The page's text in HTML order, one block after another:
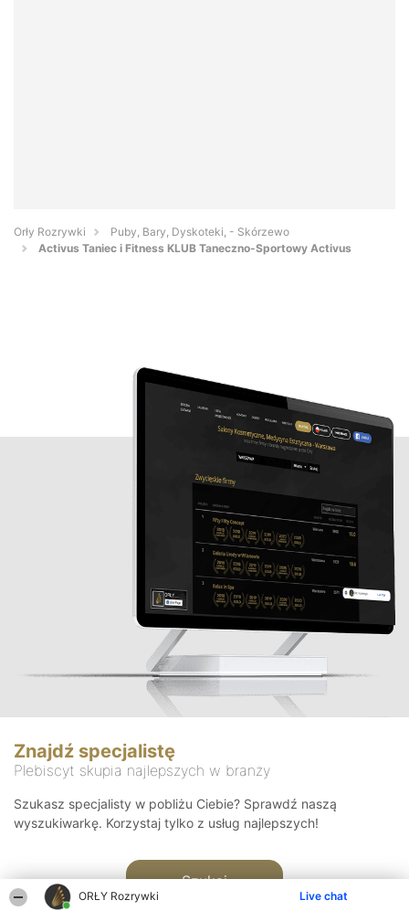
ORŁY Rozrywki Live chat
Orły Rozrywki
Puby, Bary, Dyskoteki, - Skórzewo
Activus Taniec i Fitness KLUB Taneczno-Sportowy Activus
Znajdź specjalistę
Plebiscyt skupia najlepszych w branży
Szukasz specjalisty w pobliżu Ciebie? Sprawdź naszą
wyszukiwarkę. Korzystaj tylko z usług najlepszych!
Szukaj